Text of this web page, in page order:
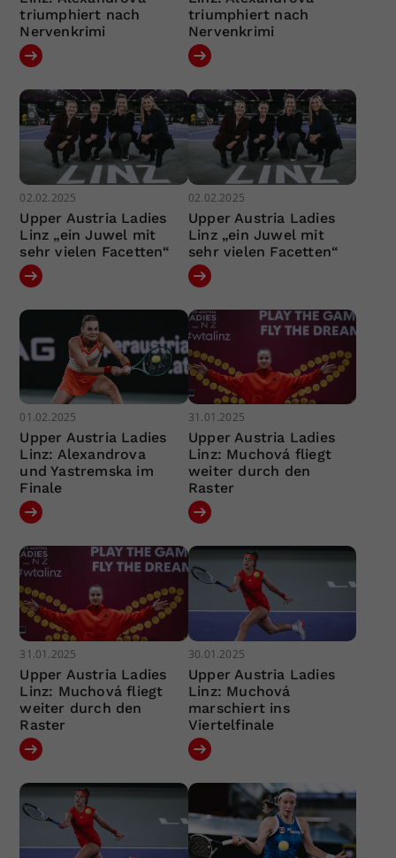
triumphiert nach
Nervenkrimi
triumphiert nach
Nervenkrimi
02.02.2025
Upper Austria Ladies
Linz „ein Juwel mit
sehr vielen Facetten“
02.02.2025
Upper Austria Ladies
Linz „ein Juwel mit
sehr vielen Facetten“
01.02.2025
Upper Austria Ladies
Linz: Alexandrova
und Yastremska im
Finale
31.01.2025
Upper Austria Ladies
Linz: Muchová fliegt
weiter durch den
Raster
31.01.2025
Upper Austria Ladies
Linz: Muchová fliegt
weiter durch den
Raster
30.01.2025
Upper Austria Ladies
Linz: Muchová
marschiert ins
Viertelfinale